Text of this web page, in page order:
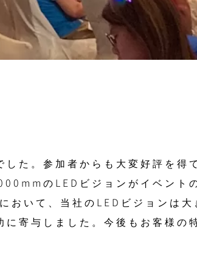
た。参加者からも大変好評を得
のLEDビジョンがイベント
おいて、当社のLEDビジョンは大
寄与しました。今後もお客様の